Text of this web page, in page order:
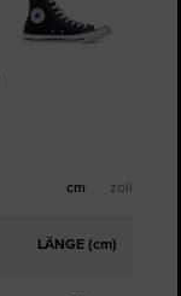
cm zoll
LÄNGE (cm)